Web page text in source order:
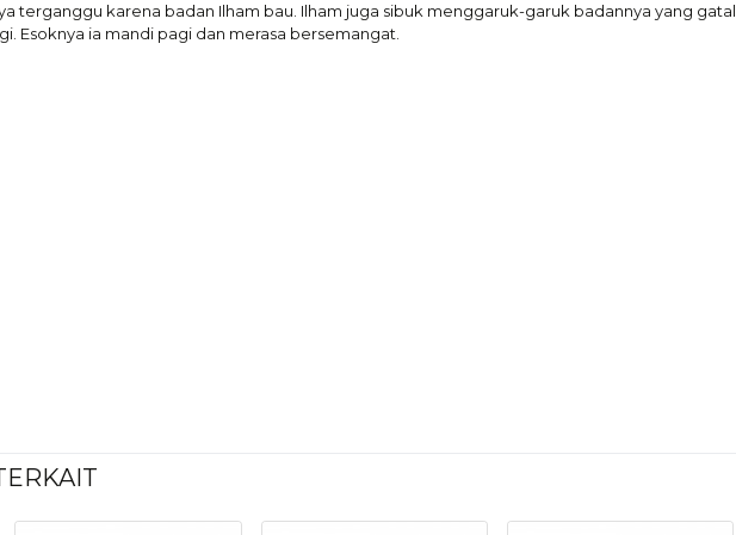
terganggu karena badan Ilham bau. Ilham juga sibuk menggaruk-garuk badannya yang gatal.
Esoknya ia mandi pagi dan merasa bersemangat.